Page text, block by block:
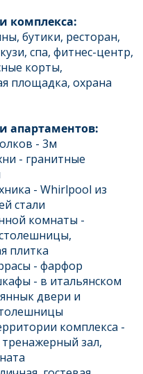
комплекса:
бутики, ресторан,
спа, фитнес-центр,
корты,
площадка, охрана
апартаментов:
- 3м
- гранитные
- Whirlpool из
стали
комнаты -
плитка
- фарфор
- в итальянском
двери и
комплекса -
тренажерный зал,